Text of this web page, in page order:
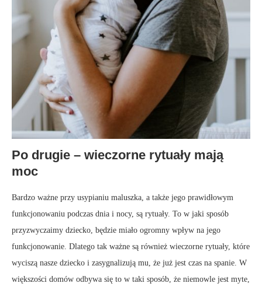
Po drugie – wieczorne rytuały mają
moc
Bardzo ważne przy usypianiu maluszka, a także jego prawidłowym
funkcjonowaniu podczas dnia i nocy, są rytuały. To w jaki sposób
przyzwyczaimy dziecko, będzie miało ogromny wpływ na jego
funkcjonowanie. Dlatego tak ważne są również wieczorne rytuały, które
wyciszą nasze dziecko i zasygnalizują mu, że już jest czas na spanie. W
większości domów odbywa się to w taki sposób, że niemowle jest myte,